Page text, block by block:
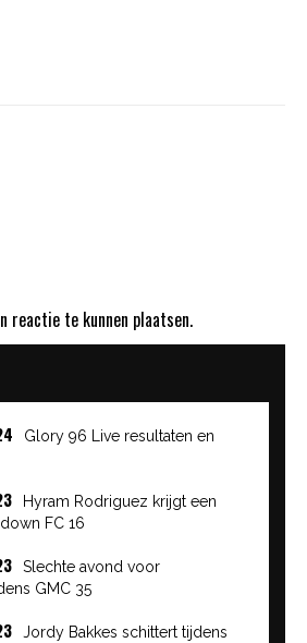
reactie te kunnen plaatsen.
Glory 96 Live resultaten en
Hyram Rodriguez krijgt een
FC 16
Slechte avond voor
GMC 35
Jordy Bakkes schittert tijdens